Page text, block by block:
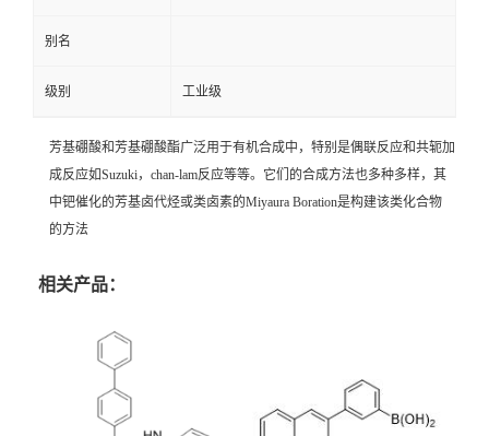
别名
级别 工业级
芳基硼酸和芳基硼酸酯广泛用于有机合成中，特别是偶联反应和共轭加
成反应如Suzuki，chan-lam反应等等。它们的合成方法也多种多样，其
中钯催化的芳基卤代烃或类卤素的Miyaura Boration是构建该类化合物
的方法
相关产品：